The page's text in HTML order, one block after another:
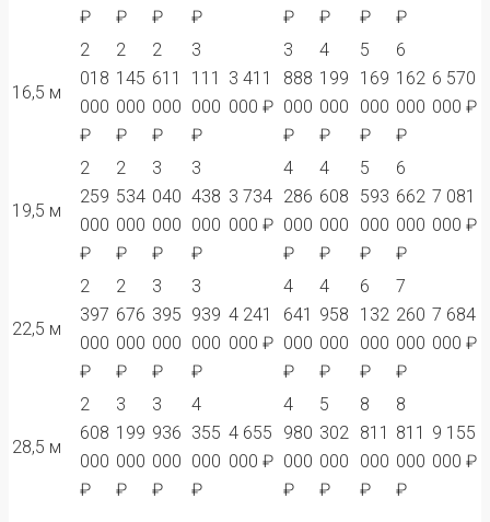
₽
₽
₽
₽
₽
₽
₽
₽
16,5 м
2
018
000
₽
2
145
000
₽
2
611
000
₽
3
111
000
₽
3 411
000 ₽
3
888
000
₽
4
199
000
₽
5
169
000
₽
6
162
000
₽
6 570
000 ₽
19,5 м
2
259
000
₽
2
534
000
₽
3
040
000
₽
3
438
000
₽
3 734
000 ₽
4
286
000
₽
4
608
000
₽
5
593
000
₽
6
662
000
₽
7 081
000 ₽
22,5 м
2
397
000
₽
2
676
000
₽
3
395
000
₽
3
939
000
₽
4 241
000 ₽
4
641
000
₽
4
958
000
₽
6
132
000
₽
7
260
000
₽
7 684
000 ₽
28,5 м
2
608
000
₽
3
199
000
₽
3
936
000
₽
4
355
000
₽
4 655
000 ₽
4
980
000
₽
5
302
000
₽
8
811
000
₽
8
811
000
₽
9 155
000 ₽